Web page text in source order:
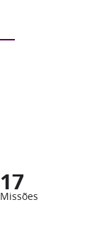
17
Missões